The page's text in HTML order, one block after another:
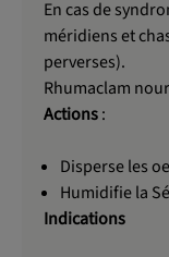
En cas de
méridiens et
perverses).
Rhumaclam
Actions:
Disperse les
Humidifie la
Indications